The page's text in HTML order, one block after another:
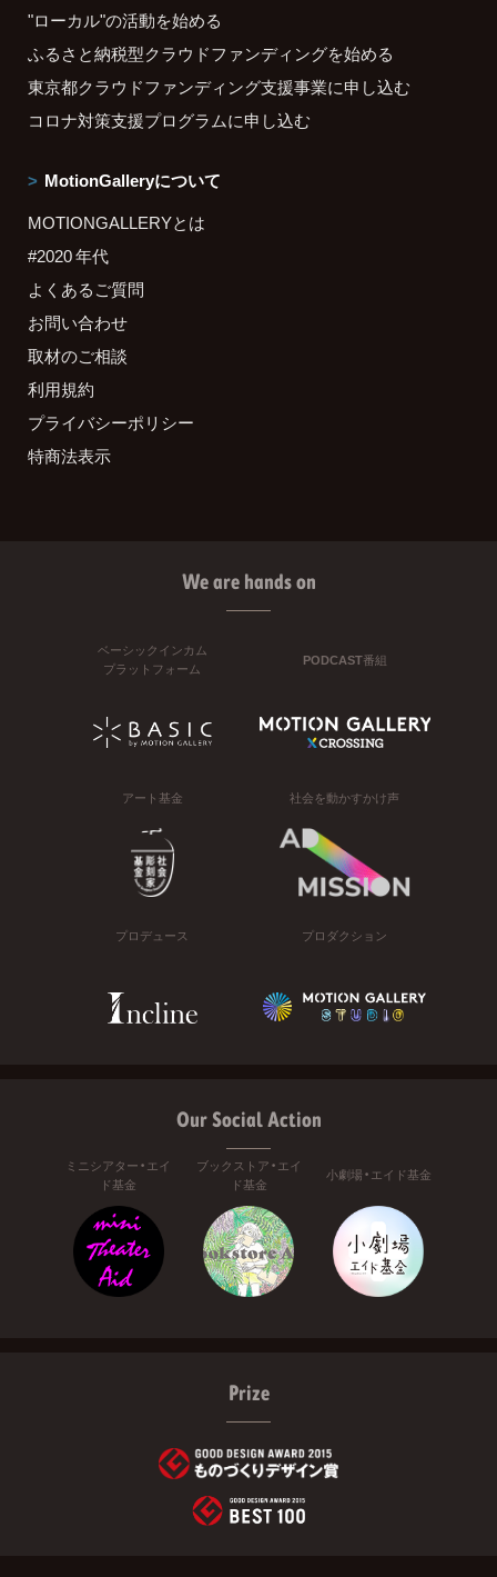
"ローカル"の活動を始める
ふるさと納税型クラウドファンディングを始める
東京都クラウドファンディング支援事業に申し込む
コロナ対策支援プログラムに申し込む
MotionGalleryについて
MOTIONGALLERYとは
#2020 年代
よくあるご質問
お問い合わせ
取材のご相談
利用規約
プライバシーポリシー
特商法表示
We are hands on
ベーシックインカム
プラットフォーム
PODCAST番組
アート基金 社会を動かすかけ声
プロデュース プロダクション
Our Social Action
ミニシアター・エイ
ド基金
ブックストア・エイ
ド基金
小劇場・エイド基金
Prize